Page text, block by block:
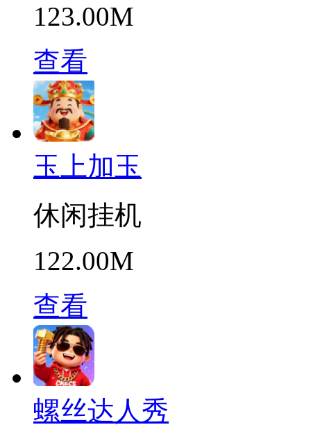
123.00M
查看
玉上加玉
休闲挂机
122.00M
查看
螺丝达人秀